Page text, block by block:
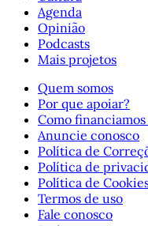
Agenda
Opinião
Podcasts
Mais projetos
Quem somos
Por que apoiar?
Como
Anuncie conosco
Política de
Política de
Política de
Termos de uso
Fale conosco